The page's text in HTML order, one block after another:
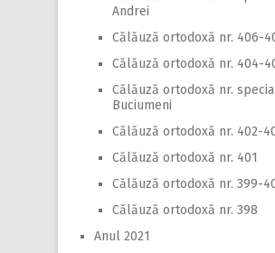
Andrei
Călăuză ortodoxă nr. 406-
Călăuză ortodoxă nr. 404-
Călăuză ortodoxă nr.
Buciumeni
Călăuză ortodoxă nr. 402-
Călăuză ortodoxă nr. 401
Călăuză ortodoxă nr. 399-
Călăuză ortodoxă nr. 398
Anul 2021